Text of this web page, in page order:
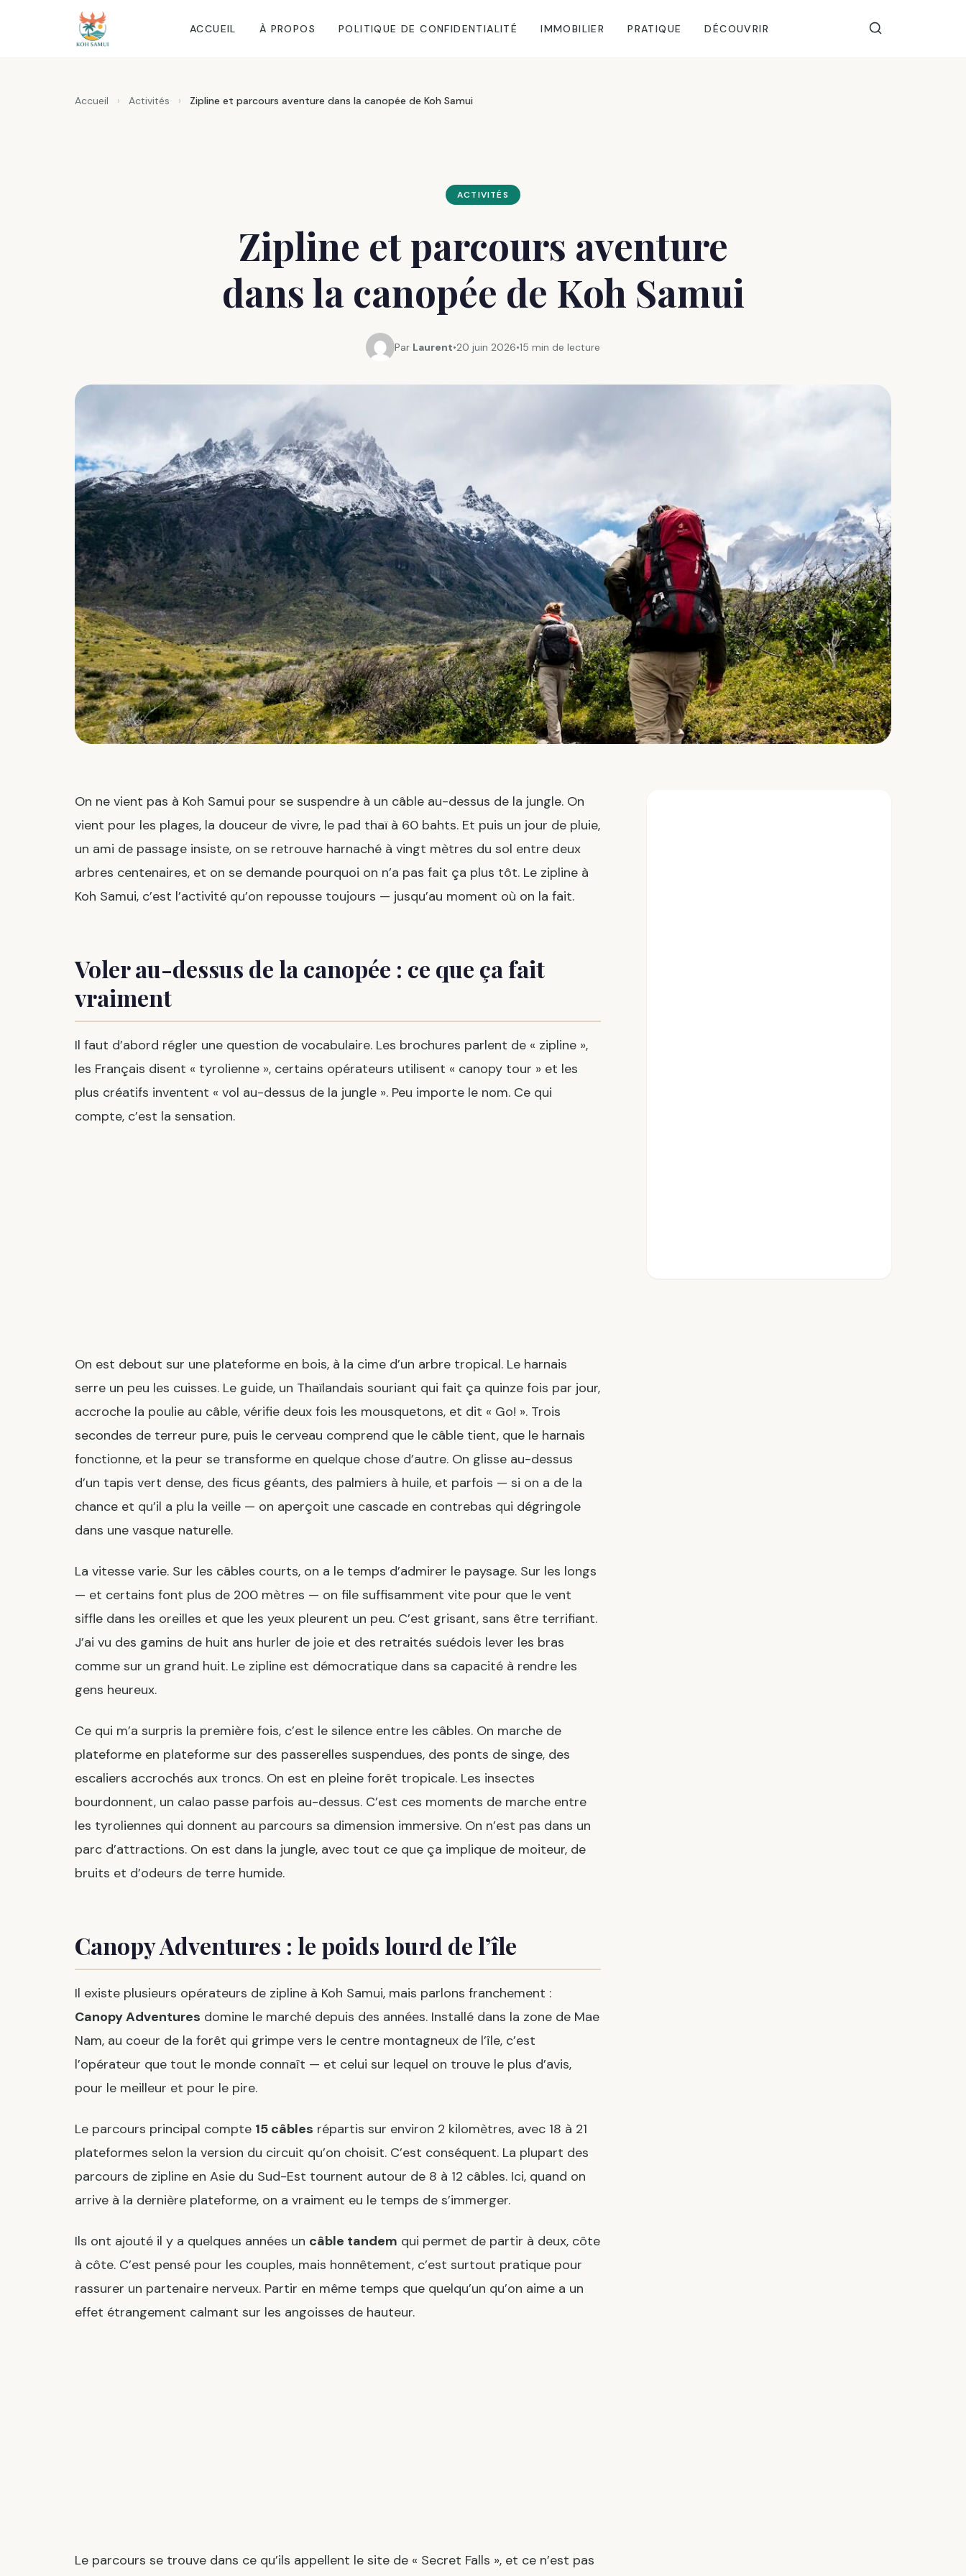
ACCUEIL À PROPOS POLITIQUE DE CONFIDENTIALITÉ IMMOBILIER PRATIQUE DÉCOUVRIR
Accueil › Activités › Zipline et parcours aventure dans la canopée de Koh Samui
ACTIVITÉS
Zipline et parcours aventure
dans la canopée de Koh Samui
Par Laurent•20 juin 2026•15 min de lecture
On ne vient pas à Koh Samui pour se suspendre à un câble au-dessus de la jungle. On
vient pour les plages, la douceur de vivre, le pad thaï à 60 bahts. Et puis un jour de pluie,
un ami de passage insiste, on se retrouve harnaché à vingt mètres du sol entre deux
arbres centenaires, et on se demande pourquoi on n’a pas fait ça plus tôt. Le zipline à
Koh Samui, c’est l’activité qu’on repousse toujours — jusqu’au moment où on la fait.
Voler au-dessus de la canopée : ce que ça fait
vraiment
Il faut d’abord régler une question de vocabulaire. Les brochures parlent de « zipline »,
les Français disent « tyrolienne », certains opérateurs utilisent « canopy tour » et les
plus créatifs inventent « vol au-dessus de la jungle ». Peu importe le nom. Ce qui
compte, c’est la sensation.
On est debout sur une plateforme en bois, à la cime d’un arbre tropical. Le harnais
serre un peu les cuisses. Le guide, un Thaïlandais souriant qui fait ça quinze fois par jour,
accroche la poulie au câble, vérifie deux fois les mousquetons, et dit « Go! ». Trois
secondes de terreur pure, puis le cerveau comprend que le câble tient, que le harnais
fonctionne, et la peur se transforme en quelque chose d’autre. On glisse au-dessus
d’un tapis vert dense, des ficus géants, des palmiers à huile, et parfois — si on a de la
chance et qu’il a plu la veille — on aperçoit une cascade en contrebas qui dégringole
dans une vasque naturelle.
La vitesse varie. Sur les câbles courts, on a le temps d’admirer le paysage. Sur les longs
— et certains font plus de 200 mètres — on file suffisamment vite pour que le vent
siffle dans les oreilles et que les yeux pleurent un peu. C’est grisant, sans être terrifiant.
J’ai vu des gamins de huit ans hurler de joie et des retraités suédois lever les bras
comme sur un grand huit. Le zipline est démocratique dans sa capacité à rendre les
gens heureux.
Ce qui m’a surpris la première fois, c’est le silence entre les câbles. On marche de
plateforme en plateforme sur des passerelles suspendues, des ponts de singe, des
escaliers accrochés aux troncs. On est en pleine forêt tropicale. Les insectes
bourdonnent, un calao passe parfois au-dessus. C’est ces moments de marche entre
les tyroliennes qui donnent au parcours sa dimension immersive. On n’est pas dans un
parc d’attractions. On est dans la jungle, avec tout ce que ça implique de moiteur, de
bruits et d’odeurs de terre humide.
Canopy Adventures : le poids lourd de l’île
Il existe plusieurs opérateurs de zipline à Koh Samui, mais parlons franchement :
Canopy Adventures domine le marché depuis des années. Installé dans la zone de Mae
Nam, au coeur de la forêt qui grimpe vers le centre montagneux de l’île, c’est
l’opérateur que tout le monde connaît — et celui sur lequel on trouve le plus d’avis,
pour le meilleur et pour le pire.
Le parcours principal compte 15 câbles répartis sur environ 2 kilomètres, avec 18 à 21
plateformes selon la version du circuit qu’on choisit. C’est conséquent. La plupart des
parcours de zipline en Asie du Sud-Est tournent autour de 8 à 12 câbles. Ici, quand on
arrive à la dernière plateforme, on a vraiment eu le temps de s’immerger.
Ils ont ajouté il y a quelques années un câble tandem qui permet de partir à deux, côte
à côte. C’est pensé pour les couples, mais honnêtement, c’est surtout pratique pour
rassurer un partenaire nerveux. Partir en même temps que quelqu’un qu’on aime a un
effet étrangement calmant sur les angoisses de hauteur.
Le parcours se trouve dans ce qu’ils appellent le site de « Secret Falls », et ce n’est pas